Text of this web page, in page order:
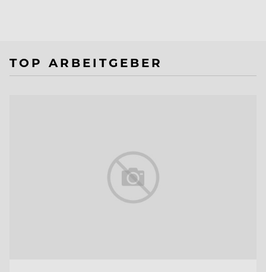
TOP ARBEITGEBER